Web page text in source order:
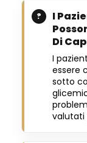
I
Di
I
essere
sotto
valutati